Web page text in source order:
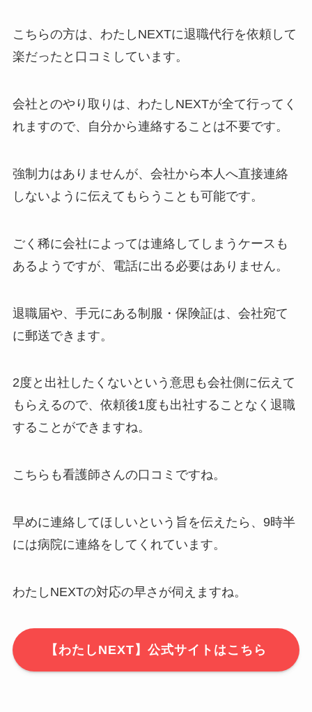
こちらの方は、わたしNEXTに退職代行を依頼して
楽だったと口コミしています。
会社とのやり取りは、わたしNEXTが全て行ってく
れますので、自分から連絡することは不要です。
強制力はありませんが、会社から本人へ直接連絡
しないように伝えてもらうことも可能です。
ごく稀に会社によっては連絡してしまうケースも
あるようですが、電話に出る必要はありません。
退職届や、手元にある制服・保険証は、会社宛て
に郵送できます。
2度と出社したくないという意思も会社側に伝えて
もらえるので、依頼後1度も出社することなく退職
することができますね。
こちらも看護師さんの口コミですね。
早めに連絡してほしいという旨を伝えたら、9時半
には病院に連絡をしてくれています。
わたしNEXTの対応の早さが伺えますね。
【わたしNEXT】公式サイトはこちら